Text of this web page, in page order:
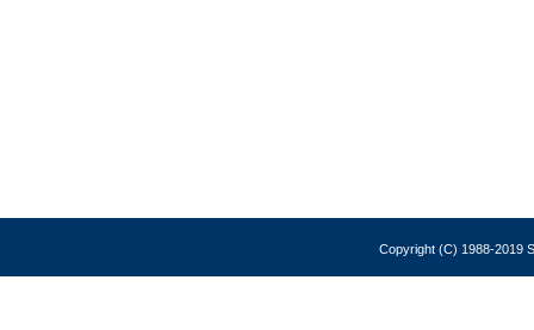
Copyright (C) 1988-2019